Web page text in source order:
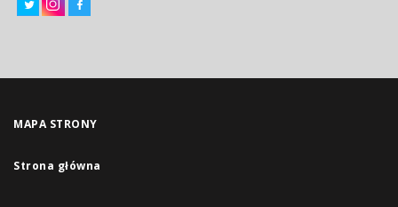
MAPA STRONY
Strona główna